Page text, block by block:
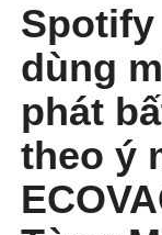
dùng
phát
theo ý